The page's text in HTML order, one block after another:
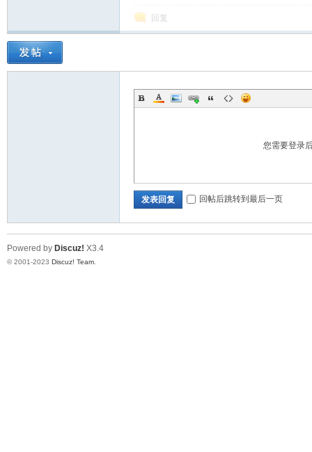
回复
您需要登录
发表回复 回帖后跳转到最后一页
Powered by Discuz! X3.4
© 2001-2023 Discuz! Team